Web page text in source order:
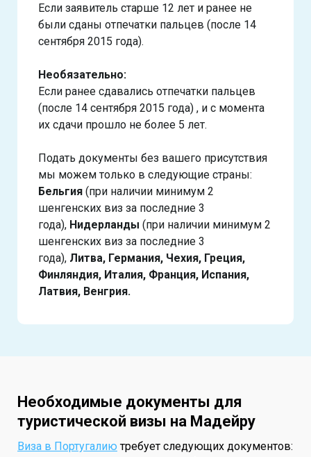
Если заявитель старше 12 лет и ранее не
были сданы отпечатки пальцев (после 14
сентября 2015 года).
Необязательно:
Если ранее сдавались отпечатки пальцев
(после 14 сентября 2015 года) , и с момента
их сдачи прошло не более 5 лет.
Подать документы без вашего присутствия
мы можем только в следующие страны:
Бельгия (при наличии минимум 2
шенгенских виз за последние 3
года), Нидерланды (при наличии минимум 2
шенгенских виз за последние 3
года), Литва, Германия, Чехия, Греция,
Финляндия, Италия, Франция, Испания,
Латвия, Венгрия.
Необходимые документы для
туристической визы на Мадейру
Виза в Португалию требует следующих документов: